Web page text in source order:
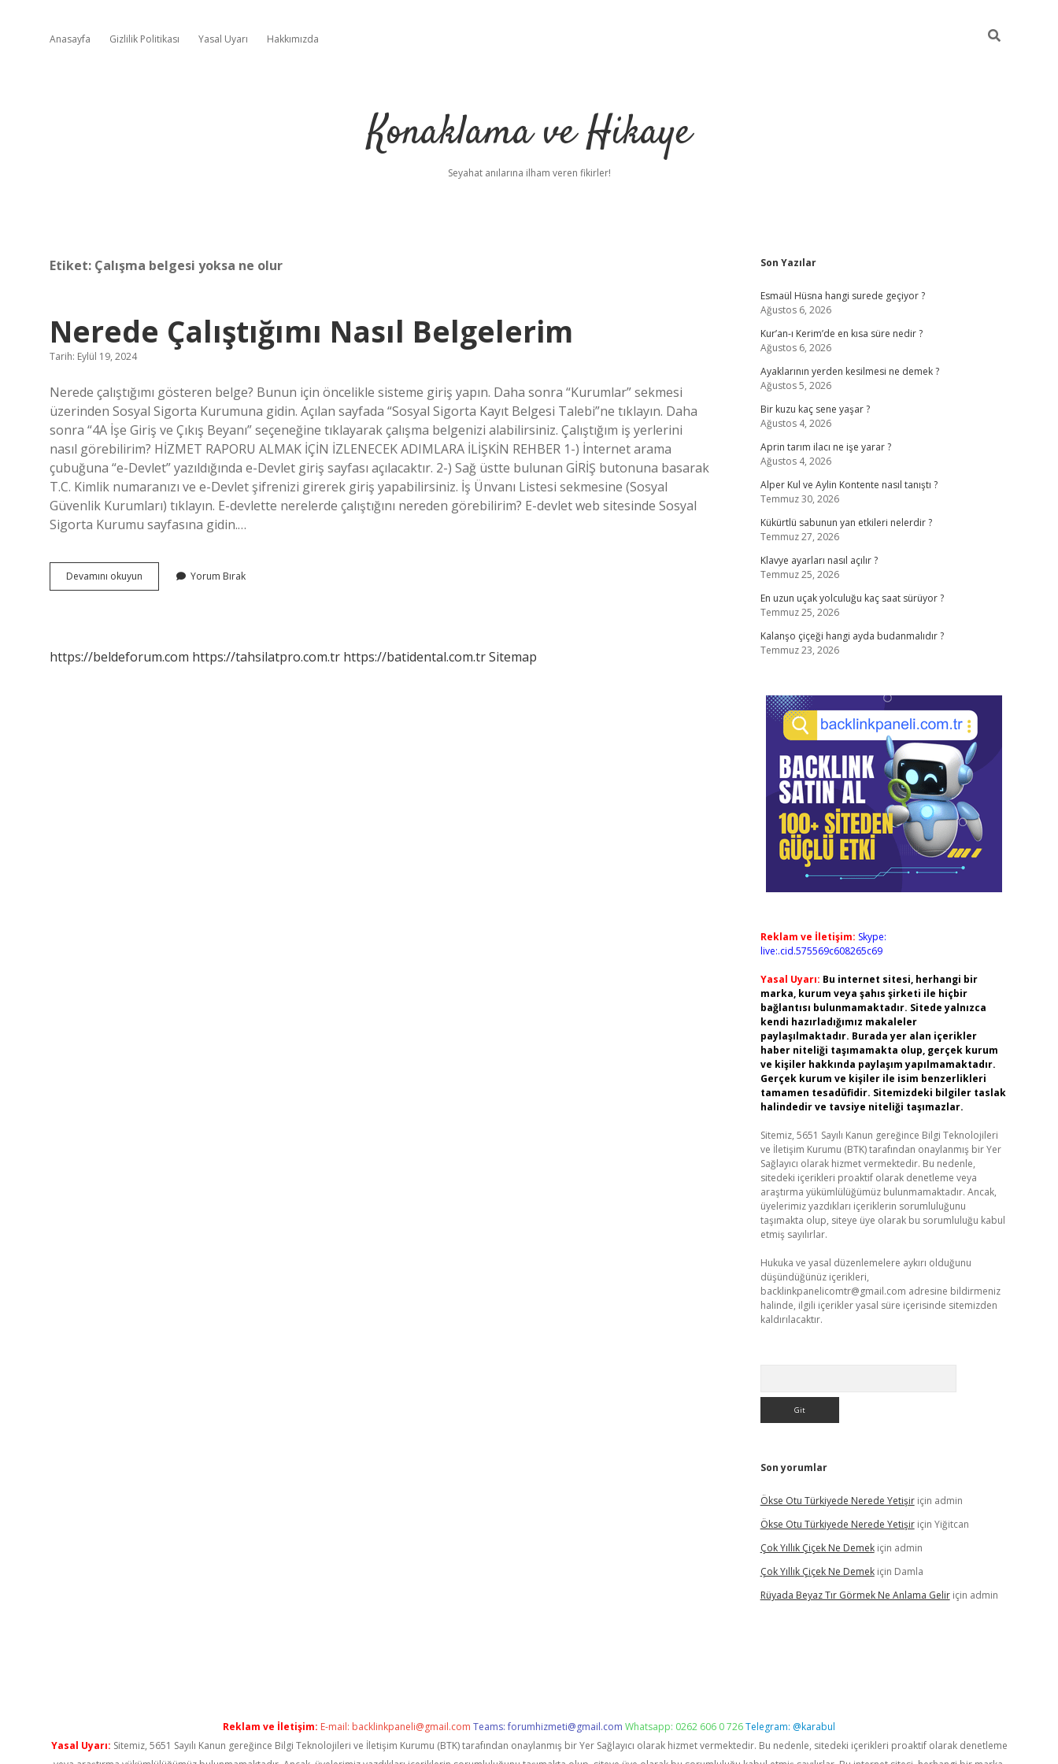
Anasayfa Gizlilik Politikası Yasal Uyarı Hakkımızda
Konaklama ve Hikaye
Seyahat anılarına ilham veren fikirler!
Etiket: Çalışma belgesi yoksa ne olur
Nerede Çalıştığımı Nasıl Belgelerim
Tarih: Eylül 19, 2024
Nerede çalıştığımı gösteren belge? Bunun için öncelikle sisteme giriş yapın. Daha sonra “Kurumlar” sekmesi
üzerinden Sosyal Sigorta Kurumuna gidin. Açılan sayfada “Sosyal Sigorta Kayıt Belgesi Talebi”ne tıklayın. Daha
sonra “4A İşe Giriş ve Çıkış Beyanı” seçeneğine tıklayarak çalışma belgenizi alabilirsiniz. Çalıştığım iş yerlerini
nasıl görebilirim? HİZMET RAPORU ALMAK İÇİN İZLENECEK ADIMLARA İLİŞKİN REHBER 1-) İnternet arama
çubuğuna “e-Devlet” yazıldığında e-Devlet giriş sayfası açılacaktır. 2-) Sağ üstte bulunan GİRİŞ butonuna basarak
T.C. Kimlik numaranızı ve e-Devlet şifrenizi girerek giriş yapabilirsiniz. İş Ünvanı Listesi sekmesine (Sosyal
Güvenlik Kurumları) tıklayın. E-devlette nerelerde çalıştığını nereden görebilirim? E-devlet web sitesinde Sosyal
Sigorta Kurumu sayfasına gidin.…
Devamını okuyun
Çalıştığımı
Yorum Bırak
https://beldeforum.com https://tahsilatpro.com.tr https://batidental.com.trSitemap
Sidebar
Son Yazılar
Esmaül Hüsna hangi surede geçiyor ?
Ağustos 6, 2026
Kur’an-ı Kerim’de en kısa süre nedir ?
Ağustos 6, 2026
Ayaklarının yerden kesilmesi ne demek ?
Ağustos 5, 2026
Bir kuzu kaç sene yaşar ?
Ağustos 4, 2026
Aprin tarım ilacı ne işe yarar ?
Ağustos 4, 2026
Alper Kul ve Aylin Kontente nasıl tanıştı ?
Temmuz 30, 2026
Kükürtlü sabunun yan etkileri nelerdir ?
Temmuz 27, 2026
Klavye ayarları nasıl açılır ?
Temmuz 25, 2026
En uzun uçak yolculuğu kaç saat sürüyor ?
Temmuz 25, 2026
Kalanşo çiçeği hangi ayda budanmalıdır ?
Temmuz 23, 2026
Reklam ve İletişim: Skype:
live:.cid.575569c608265c69
Yasal Uyarı: Bu internet sitesi, herhangi bir
marka, kurum veya şahıs şirketi ile hiçbir
bağlantısı bulunmamaktadır. Sitede yalnızca
kendi hazırladığımız makaleler
paylaşılmaktadır. Burada yer alan içerikler
haber niteliği taşımamakta olup, gerçek kurum
ve kişiler hakkında paylaşım yapılmamaktadır.
Gerçek kurum ve kişiler ile isim benzerlikleri
tamamen tesadüfidir. Sitemizdeki bilgiler taslak
halindedir ve tavsiye niteliği taşımazlar.
Sitemiz, 5651 Sayılı Kanun gereğince Bilgi Teknolojileri
ve İletişim Kurumu (BTK) tarafından onaylanmış bir Yer
Sağlayıcı olarak hizmet vermektedir. Bu nedenle,
sitedeki içerikleri proaktif olarak denetleme veya
araştırma yükümlülüğümüz bulunmamaktadır. Ancak,
üyelerimiz yazdıkları içeriklerin sorumluluğunu
taşımakta olup, siteye üye olarak bu sorumluluğu kabul
etmiş sayılırlar.
Hukuka ve yasal düzenlemelere aykırı olduğunu
düşündüğünüz içerikleri,
backlinkpanelicomtr@gmail.com adresine bildirmeniz
halinde, ilgili içerikler yasal süre içerisinde sitemizden
kaldırılacaktır.
Son yorumlar
Ökse Otu Türkiyede Nerede Yetişiriçin admin
Ökse Otu Türkiyede Nerede Yetişiriçin Yiğitcan
Çok Yıllık Çiçek Ne Demekiçin admin
Çok Yıllık Çiçek Ne Demekiçin Damla
Rüyada Beyaz Tır Görmek Ne Anlama Geliriçin admin
Reklam ve İletişim: E-mail: backlinkpaneli@gmail.com Teams:forumhizmeti@gmail.com Whatsapp: 0262 606 0 726Telegram: @karabul
Yasal Uyarı: Sitemiz, 5651 Sayılı Kanun gereğince Bilgi Teknolojileri ve İletişim Kurumu (BTK) tarafından onaylanmış bir Yer Sağlayıcı olarak hizmet vermektedir. Bu nedenle, sitedeki içerikleri proaktif olarak denetleme